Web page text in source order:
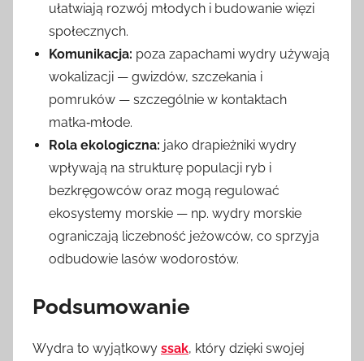
ułatwiają rozwój młodych i budowanie więzi
społecznych.
Komunikacja: poza zapachami wydry używają
wokalizacji — gwizdów, szczekania i
pomruków — szczególnie w kontaktach
matka‑młode.
Rola ekologiczna: jako drapieżniki wydry
wpływają na strukturę populacji ryb i
bezkręgowców oraz mogą regulować
ekosystemy morskie — np. wydry morskie
ograniczają liczebność jeżowców, co sprzyja
odbudowie lasów wodorostów.
Podsumowanie
Wydra to wyjątkowy ssak, który dzięki swojej